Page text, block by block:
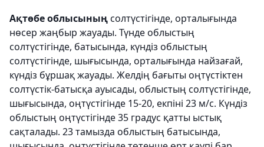
Ақтөбе облысыныңсолтүстігінде, орталығында
нөсер жаңбыр жауады. Түнде облыстың
солтүстігінде, батысында, күндіз облыстың
солтүстігінде, шығысында, орталығында найзағай,
күндіз бұршақ жауады. Желдің бағыты оңтүстіктен
солтүстік-батысқа ауысады, облыстың солтүстігінде,
шығысында, оңтүстігінде 15-20, екпіні 23 м/с. Күндіз
облыстың оңтүстігінде 35 градус қатты ыстық
сақталады. 23 тамызда облыстың батысында,